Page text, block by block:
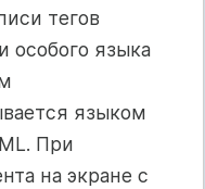
тегов
особого языка
языком
При
на экране с